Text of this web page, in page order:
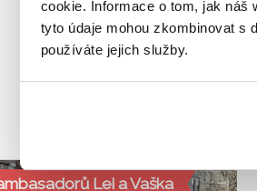
cookie. Informace o tom, jak náš
tyto údaje mohou zkombinovat s
používáte jejich služby.
Jaké jsou
V malé skupině,
Bezpečně a
Lei a Vaška